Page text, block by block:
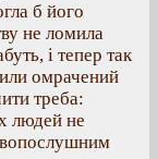
б його
не ломила
і тепер так
омрачений
треба:
людей не